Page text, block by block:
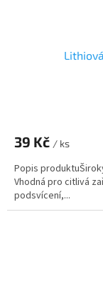
39 Kč / ks
Popis
Vhodná pro citlivá
podsvícení,...